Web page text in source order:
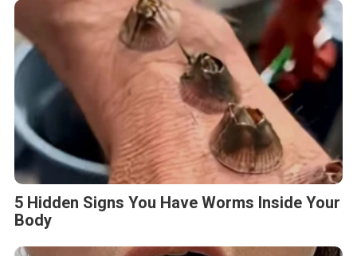
5 Hidden Signs You Have Worms Inside Your
Body